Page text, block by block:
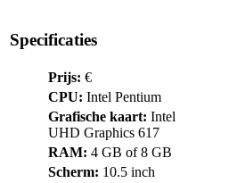
Specificaties
Prijs: €
CPU: Intel Pentium
Grafische kaart: Intel
UHD Graphics 617
RAM: 4 GB of 8 GB
Scherm: 10.5 inch